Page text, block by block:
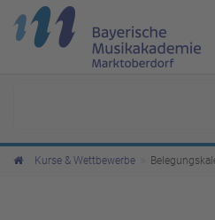
Kurse & Wettbewerbe